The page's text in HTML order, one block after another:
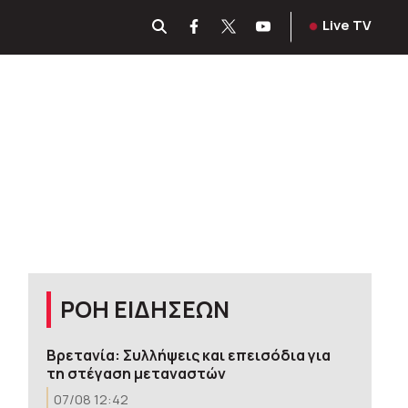
Live TV
ΡΟΗ ΕΙΔΗΣΕΩΝ
Βρετανία: Συλλήψεις και επεισόδια για
τη στέγαση μεταναστών
07/08 12:42